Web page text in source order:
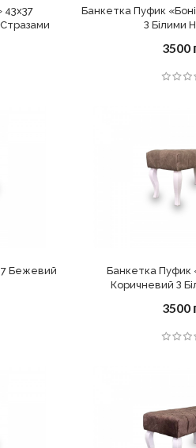
43х37
Банкетка Пуфик
З Білими
3500
Бежевий
Банкетка Пуфик
Коричневий З
3500